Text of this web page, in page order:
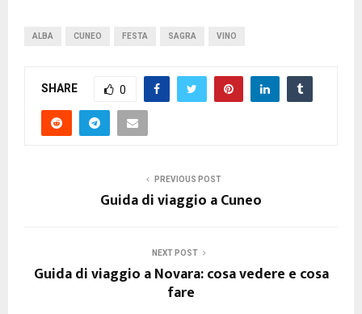
ALBA CUNEO FESTA SAGRA VINO
SHARE 0
PREVIOUS POST
Guida di viaggio a Cuneo
NEXT POST
Guida di viaggio a Novara: cosa vedere e cosa
fare